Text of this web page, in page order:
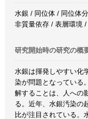
水銀 / 同位体 / 同位体
非質量依存 / 表層環境
研究開始時の研究の概
水銀は揮発しやすい化
染が問題となっている
解することは、人への
る。近年、水銀汚染の
比が注目されている。